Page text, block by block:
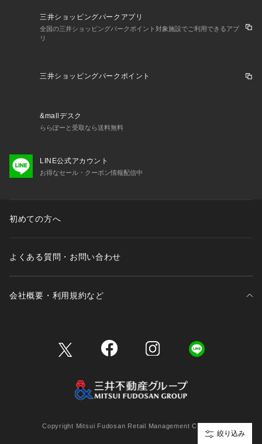
絞り込み
三井ショッピングパークアプリ
全国の三井ショッピングパークポイント対象施設でご利用できるアプ
リ
三井ショッピングパークポイント
&mallデスク
ららぽーと受取なら送料無料
LINE公式アカウント
お得なセール・クーポン情報配信中
初めての方へ
よくある質問・お問い合わせ
会社概要・利用規約など
Copyright Mitsui Fudosan Retail Management Co., Ltd.